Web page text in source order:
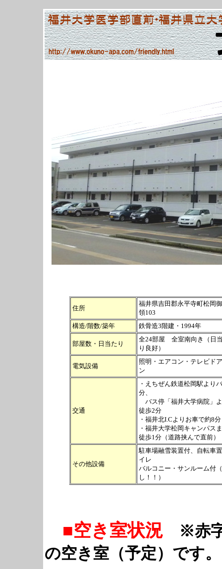
住所
福井県吉田郡永平寺町松岡
領103
構造/階数/築年
鉄骨造3階建・1994年
部屋数・日当たり
全24部屋 全室南向き（日
り良好）
電気設備
照明・エアコン・テレビド
ン
交通
・えちぜん鉄道松岡駅より
分、
バス停「福井大学病院」
徒歩2分
・福井北I.Cよりお車で約8分
・福井大学松岡キャンパス
徒歩1分（道路挟んで直前）
その他設備
駐車場融雪装置付、自転車
イレ
バルコニー・サンルーム付
し！！）
■空き室状況 ※赤字
の空き室（予定）です。